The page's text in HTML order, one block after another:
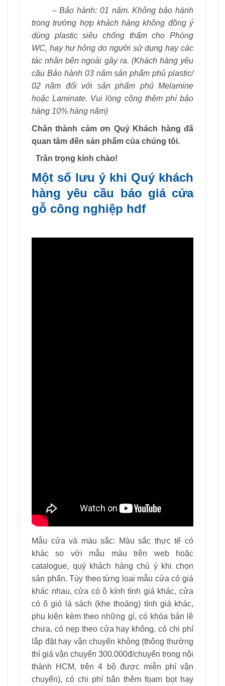
– Bảo hành: 01 năm. Không bảo hành
trong trường hợp khách hàng không đồng ý
dùng plastic siêu chống thấm cho Phòng
WC, hay hư hỏng do người sử dụng hay các
tác nhân bên ngoài gây ra. (Khách hàng yêu
cầu Bảo hành 03 năm sản phẩm phủ plastic/
02 năm đối với sản phẩm phủ Melamine
hoặc Laminate. Vui lòng cộng thêm phí bảo
hàng 10% hàng năm)
Chân thành cảm ơn Quý Khách hàng đã
quan tâm đến sản phẩm của chúng tôi.
Trân trọng kính chào!
Một số lưu ý khi Quý khách
hàng yêu cầu báo giá cửa
gỗ công nghiệp hdf
Mẫu cửa và màu sắc: Màu sắc thực tế có
khác so với mẫu màu trên web hoặc
catalogue, quý khách hàng chú ý khi chọn
sản phẩn. Tùy theo từng loại mẫu cửa có giá
khác nhau, cửa có ô kính tính giá khác, cửa
có ô gió lá sách (khe thoáng) tính giá khác,
phụ kiện kèm theo những gì, có khóa bản lề
chưa, có nẹp theo cửa hay không, có chi phí
lắp đặt hay vận chuyển không (thông thường
thì giá vận chuyển 300.000đ/chuyến trong nội
thành HCM, trên 4 bộ được miễn phí vận
chuyển), có chi phí bắn thêm foam bọt hay